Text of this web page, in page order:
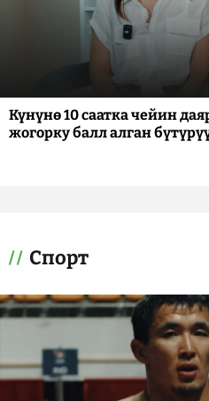
Күнүнө 10 саатка чейин
жогорку балл алган
Спорт